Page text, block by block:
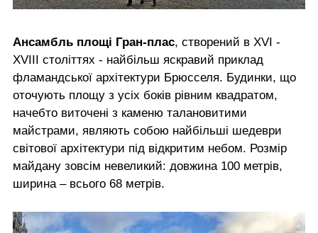
Ансамбль площі Гран-плас, створений в XVI -
XVIII століттях - найбільш яскравий приклад
фламандської архітектури Брюсселя. Будинки, що
оточують площу з усіх боків рівним квадратом,
начебто виточені з каменю талановитими
майстрами, являють собою найбільші шедеври
світової архітектури під відкритим небом. Розмір
майдану зовсім невеликий: довжина 100 метрів,
ширина – всього 68 метрів.